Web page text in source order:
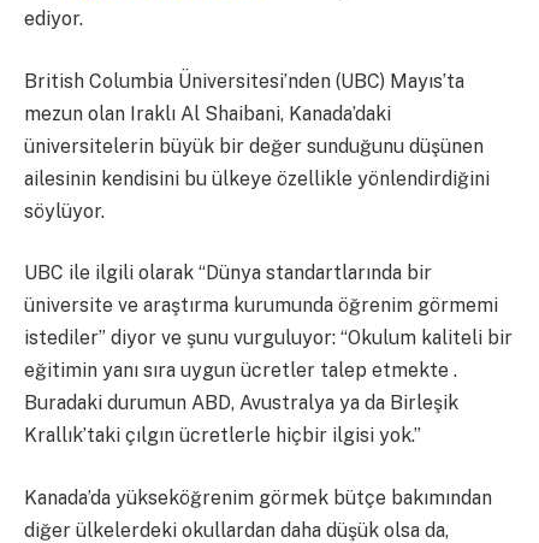
ediyor.
British Columbia Üniversitesi’nden (UBC) Mayıs’ta
mezun olan Iraklı Al Shaibani, Kanada’daki
üniversitelerin büyük bir değer sunduğunu düşünen
ailesinin kendisini bu ülkeye özellikle yönlendirdiğini
söylüyor.
UBC ile ilgili olarak “Dünya standartlarında bir
üniversite ve araştırma kurumunda öğrenim görmemi
istediler” diyor ve şunu vurguluyor: “Okulum kaliteli bir
eğitimin yanı sıra uygun ücretler talep etmekte .
Buradaki durumun ABD, Avustralya ya da Birleşik
Krallık’taki çılgın ücretlerle hiçbir ilgisi yok.”
Kanada’da yükseköğrenim görmek bütçe bakımından
diğer ülkelerdeki okullardan daha düşük olsa da,